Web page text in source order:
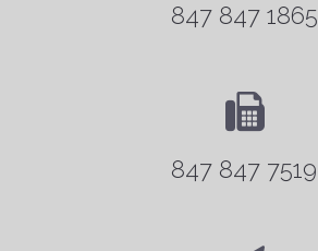
847 847 1865
847 847 7519